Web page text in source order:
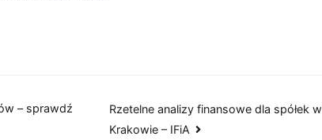
– sprawdź
Rzetelne analizy finansowe dla spółek w
Krakowie – IFiA